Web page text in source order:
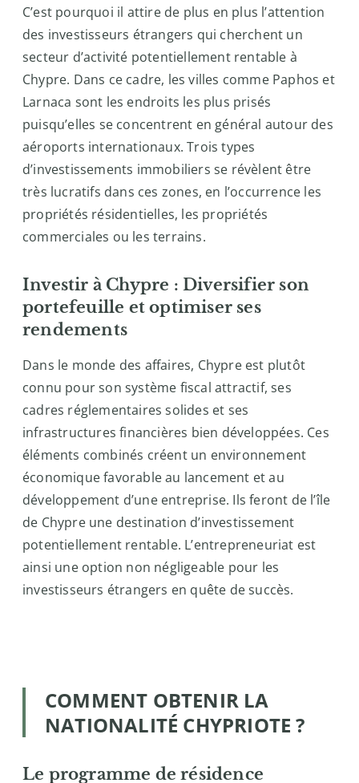
C’est pourquoi il attire de plus en plus l’attention
des investisseurs étrangers qui cherchent un
secteur d’activité potentiellement rentable à
Chypre. Dans ce cadre, les villes comme Paphos et
Larnaca sont les endroits les plus prisés
puisqu’elles se concentrent en général autour des
aéroports internationaux. Trois types
d’investissements immobiliers se révèlent être
très lucratifs dans ces zones, en l’occurrence les
propriétés résidentielles, les propriétés
commerciales ou les terrains.
Investir à Chypre : Diversifier son
portefeuille et optimiser ses
rendements
Dans le monde des affaires, Chypre est plutôt
connu pour son système fiscal attractif, ses
cadres réglementaires solides et ses
infrastructures financières bien développées. Ces
éléments combinés créent un environnement
économique favorable au lancement et au
développement d’une entreprise. Ils feront de l’île
de Chypre une destination d’investissement
potentiellement rentable. L’entrepreneuriat est
ainsi une option non négligeable pour les
investisseurs étrangers en quête de succès.
COMMENT OBTENIR LA
NATIONALITÉ CHYPRIOTE ?
Le programme de résidence